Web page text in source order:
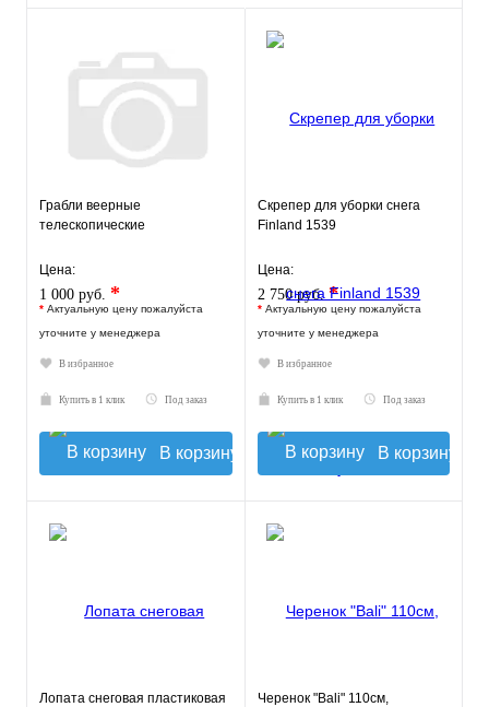
Грабли веерные
телескопические
Цена:
1 000 руб. *
* Актуальную цену пожалуйста
уточните у менеджера
В избранное
Купить в 1 клик Под заказ
В корзину
Скрепер для уборки снега
Finland 1539
Цена:
2 750 руб. *
* Актуальную цену пожалуйста
уточните у менеджера
В избранное
Купить в 1 клик Под заказ
В корзину
Лопата снеговая пластиковая
Черенок "Bali" 110см,